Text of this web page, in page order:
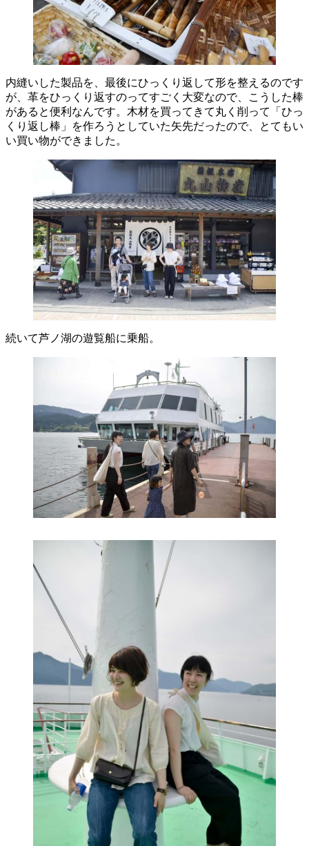
内縫いした製品を、最後にひっくり返して形を整えるのです
が、革をひっくり返すのってすごく大変なので、こうした棒
があると便利なんです。木材を買ってきて丸く削って「ひっ
くり返し棒」を作ろうとしていた矢先だったので、とてもい
い買い物ができました。
続いて芦ノ湖の遊覧船に乗船。